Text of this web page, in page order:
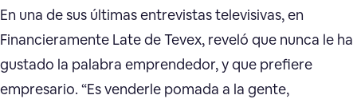
En una de sus últimas entrevistas televisivas, en
Financieramente Late de Tevex, reveló que nunca le ha
gustado la palabra emprendedor, y que prefiere
empresario. “Es venderle pomada a la gente,